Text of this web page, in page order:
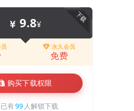
下载
9.8¥
永久会员
免费
购买下载权限
已有99 人解锁下载